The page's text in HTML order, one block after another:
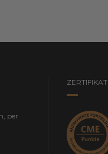
per
ZERTIFIKAT